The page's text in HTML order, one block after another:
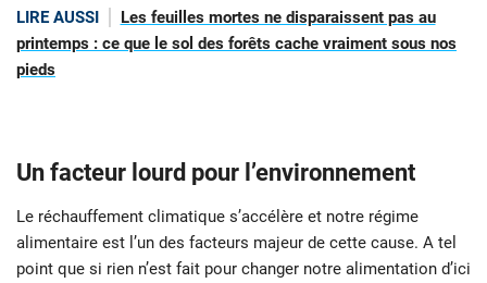
LIRE AUSSI
Les feuilles mortes ne disparaissent pas au
printemps : ce que le sol des forêts cache vraiment sous nos
pieds
Un facteur lourd pour l’environnement
Le réchauffement climatique s’accélère et notre régime
alimentaire est l’un des facteurs majeur de cette cause. A tel
point que si rien n’est fait pour changer notre alimentation d’ici